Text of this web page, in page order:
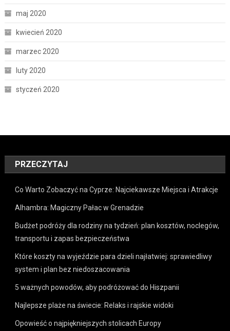
maj 2020
kwiecień 2020
marzec 2020
luty 2020
styczeń 2020
PRZECZYTAJ
Co Warto Zobaczyć na Cyprze: Najciekawsze Miejsca i Atrakcje
Alhambra: Magiczny Pałac w Grenadzie
Budżet podróży dla rodziny na tydzień: plan kosztów, noclegów,
transportu i zapas bezpieczeństwa
Które koszty na wyjeździe para dzieli najłatwiej: sprawiedliwy
system i plan bez niedoszacowania
5 ważnych powodów, aby podróżować do Hiszpanii
Najlepsze plaże na świecie: Relaks i rajskie widoki
Opowieść o najpiękniejszych stolicach Europy